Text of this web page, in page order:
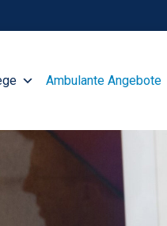
Ambulante Angebote